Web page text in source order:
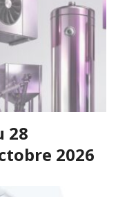
28
2026